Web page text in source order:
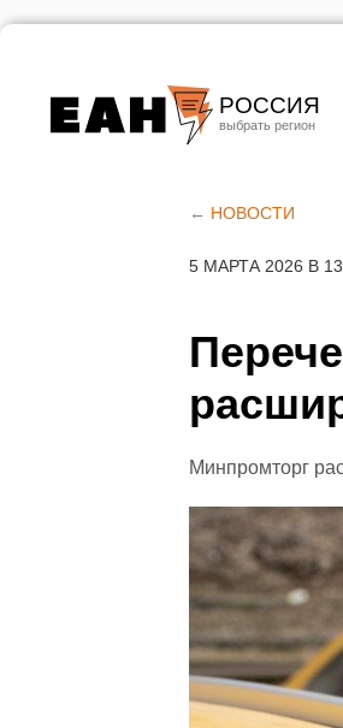
РОССИЯ
Челябинск
← НОВОСТИ
5 МАРТА 2026 В
Минпромторг